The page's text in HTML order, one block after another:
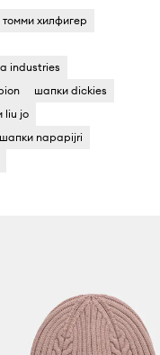
хилфигер
industries
шапки dickies
liu jo
шапки napapijri